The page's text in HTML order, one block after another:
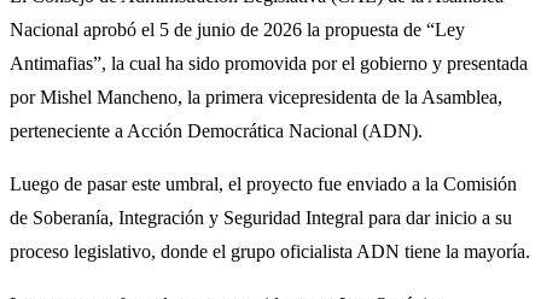
Nacional aprobó el 5 de junio de 2026 la propuesta de “Ley
Antimafias”, la cual ha sido promovida por el gobierno y presentada
por Mishel Mancheno, la primera vicepresidenta de la Asamblea,
perteneciente a Acción Democrática Nacional (ADN).
Luego de pasar este umbral, el proyecto fue enviado a la Comisión
de Soberanía, Integración y Seguridad Integral para dar inicio a su
proceso legislativo, donde el grupo oficialista ADN tiene la mayoría.